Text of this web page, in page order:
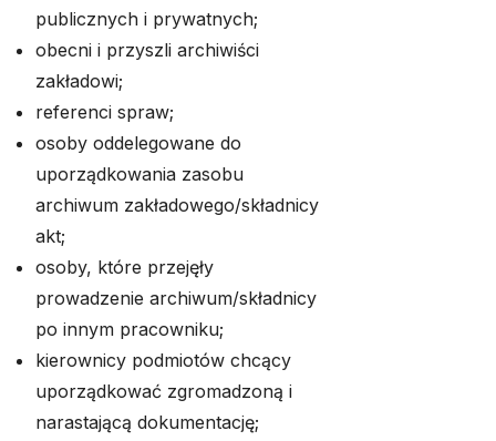
publicznych i prywatnych;
obecni i przyszli archiwiści
zakładowi;
referenci spraw;
osoby oddelegowane do
uporządkowania zasobu
archiwum zakładowego/składnicy
akt;
osoby, które przejęły
prowadzenie archiwum/składnicy
po innym pracowniku;
kierownicy podmiotów chcący
uporządkować zgromadzoną i
narastającą dokumentację;